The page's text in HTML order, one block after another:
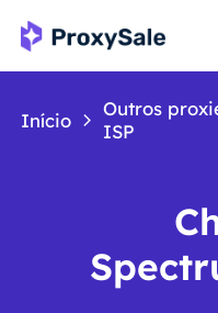
Início
Outros
ISP